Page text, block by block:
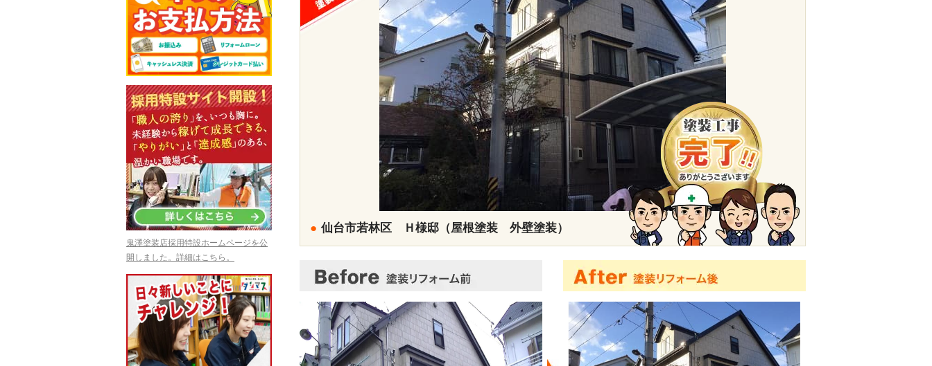
● 仙台市若林区 Ｈ様邸（屋根塗装 外壁塗装）
鬼澤塗装店採用特設ホームページを公
開しました。詳細はこちら。